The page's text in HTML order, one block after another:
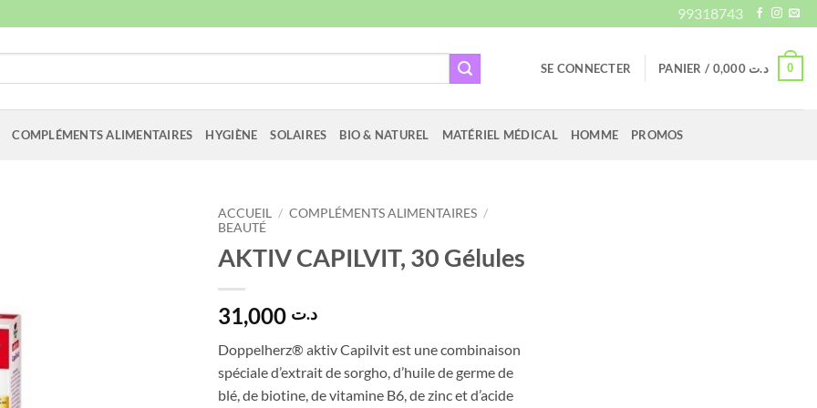
99318743
SE CONNECTER PANIER / د.ت 0,000 0
COMPLÉMENTS ALIMENTAIRES HYGIÈNE SOLAIRES BIO & NATUREL MATÉRIEL MÉDICAL HOMME PROMOS
ACCUEIL / COMPLÉMENTS ALIMENTAIRES /
BEAUTÉ
AKTIV CAPILVIT, 30 Gélules
د.ت
Doppelherz® aktiv Capilvit est une combinaison
spéciale d’extrait de sorgho, d’huile de germe de
blé, de biotine, de vitamine B6, de zinc et d’acide